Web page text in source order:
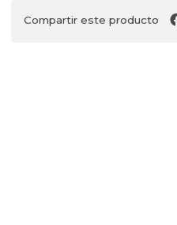
Compartir este producto